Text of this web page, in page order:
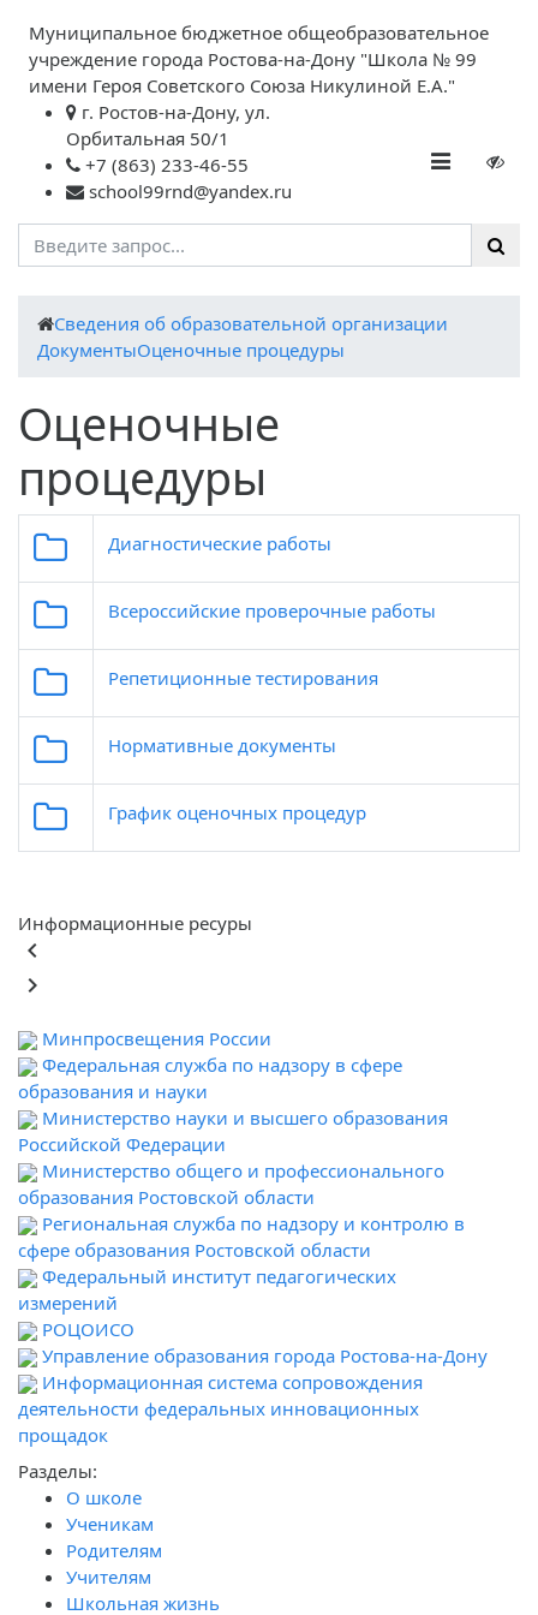
Муниципальное бюджетное общеобразовательное
учреждение города Ростова-на-Дону "Школа № 99
имени Героя Советского Союза Никулиной Е.А."
г. Ростов-на-Дону, ул.
Орбитальная 50/1
+7 (863) 233-46-55
school99rnd@yandex.ru
Cведения об образовательной организации
ДокументыОценочные процедуры
Оценочные
процедуры
Диагностические работы
Всероссийские проверочные работы
Репетиционные тестирования
Нормативные документы
График оценочных процедур
Информационные ресуры
keyboard_arrow_left
keyboard_arrow_right
Минпросвещения России
Федеральная служба по надзору в сфере
образования и науки
Министерство науки и высшего образования
Российской Федерации
Министерство общего и профессионального
образования Ростовской области
Региональная служба по надзору и контролю в
сфере образования Ростовской области
Федеральный институт педагогических
измерений
РОЦОИСО
Управление образования города Ростова-на-Дону
Информационная система сопровождения
деятельности федеральных инновационных
прощадок
Разделы:
О школе
Ученикам
Родителям
Учителям
Школьная жизнь